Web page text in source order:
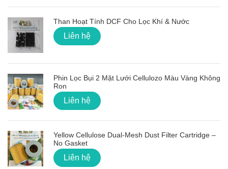
Than Hoạt Tính DCF Cho Lọc Khí & Nước
Liên hệ
Phin Lọc Bụi 2 Mặt Lưới Cellulozo Màu Vàng Không
Ron
Liên hệ
Yellow Cellulose Dual-Mesh Dust Filter Cartridge –
No Gasket
Liên hệ